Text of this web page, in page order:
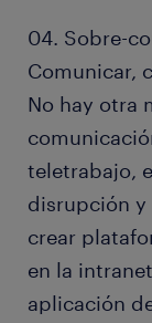
04. Sobre-
Comunicar,
No hay otra
teletrabajo,
disrupción y
crear
en la
aplicación